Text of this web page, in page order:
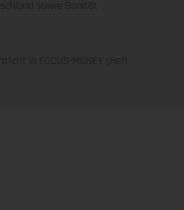
sowie Bonität
in FOCUS-MONEY (Heft